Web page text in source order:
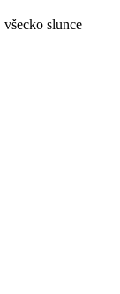
slunce